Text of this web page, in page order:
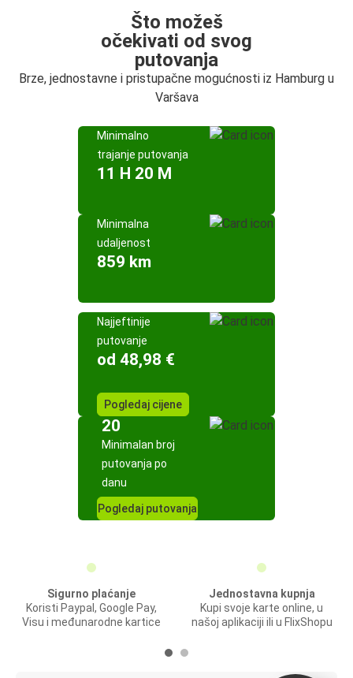
Što možeš
očekivati od svog
putovanja
Brze, jednostavne i pristupačne mogućnosti iz Hamburg u
Varšava
Minimalno
trajanje putovanja
11 H 20 M
Minimalna
udaljenost
859 km
Najjeftinije
putovanje
od 48,98 €
Pogledaj cijene
20
Minimalan broj
putovanja po
danu
Pogledaj putovanja
Sigurno plaćanje
Koristi Paypal, Google Pay,
Visu i međunarodne kartice
Jednostavna kupnja
Kupi svoje karte online, u
našoj aplikaciji ili u FlixShopu